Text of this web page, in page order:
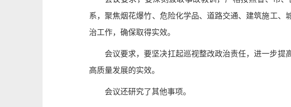
系，聚焦烟花爆竹、危险化学品、道路交通、建筑施工
治工作，确保取得实效。
会议要求，要坚决扛起巡视整改政治责任，进一步
高质量发展的实效。
会议还研究了其他事项。